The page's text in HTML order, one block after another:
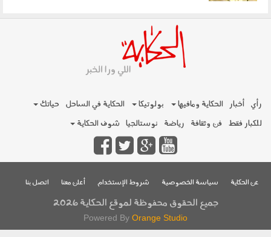
رأي أخبار الحكاية ومافيها بولوتيكا الحكاية في الساحل
حياتك
للكبار فقط فن وثقافة رياضة نوستالجيا شوف الحكاية
عن الحكاية سياسة الخصوصية شروط الإستخدام أعلن معنا اتصل بنا
جميع الحقوق محفوظة لموقع الحكاية 2026
Powered By Orange Studio